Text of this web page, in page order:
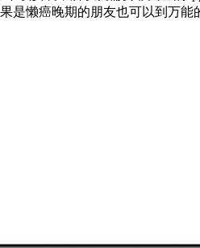
是懒癌晚期的朋友也可以到万